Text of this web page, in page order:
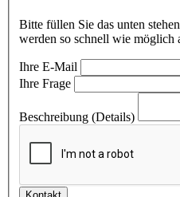
Bitte füllen Sie das unten
werden so schnell wie möglich
Ihre E-Mail
Ihre Frage
Beschreibung (Details)